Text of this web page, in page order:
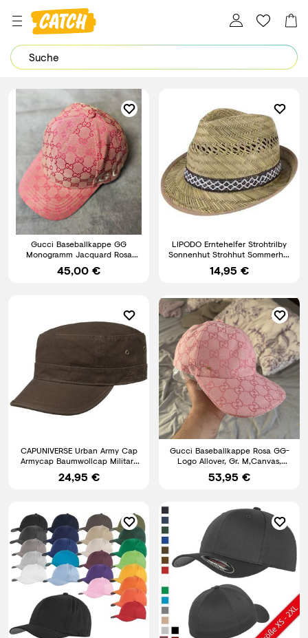
Dein Password wurde erfolgreich geändert.
Gucci Baseballkappe GG
Monogramm Jacquard Rosa
besticktes Logo verstellbar
45,00 €
LIPODO Erntehelfer Strohtrilby
Sonnenhut Strohhut Sommerhut
Strandhut Trilby
14,95 €
CAPUNIVERSE Urban Army Cap
Armycap Baumwollcap Military
Kubacap Caps
24,95 €
Gucci Baseballkappe Rosa GG-
Logo Allover, Gr. M,Canvas,
verstellbar
53,95 €